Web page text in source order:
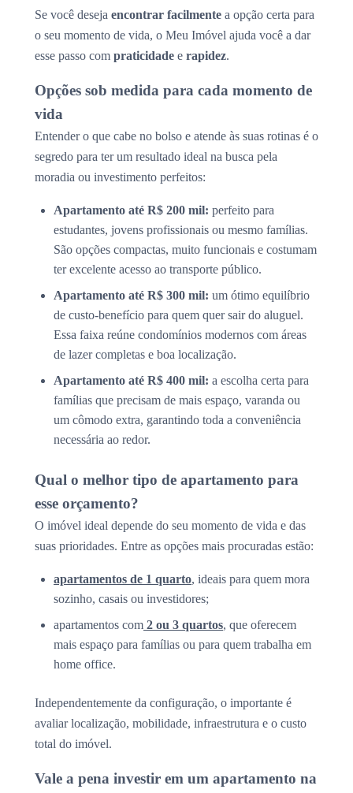
Se você deseja encontrar facilmente a opção certa para
o seu momento de vida, o Meu Imóvel ajuda você a dar
esse passo com praticidade e rapidez.
Opções sob medida para cada momento de
vida
Entender o que cabe no bolso e atende às suas rotinas é o
segredo para ter um resultado ideal na busca pela
moradia ou investimento perfeitos:
Apartamento até R$ 200 mil: perfeito para
estudantes, jovens profissionais ou mesmo famílias.
São opções compactas, muito funcionais e costumam
ter excelente acesso ao transporte público.
Apartamento até R$ 300 mil: um ótimo equilíbrio
de custo-benefício para quem quer sair do aluguel.
Essa faixa reúne condomínios modernos com áreas
de lazer completas e boa localização.
Apartamento até R$ 400 mil: a escolha certa para
famílias que precisam de mais espaço, varanda ou
um cômodo extra, garantindo toda a conveniência
necessária ao redor.
Qual o melhor tipo de apartamento para
esse orçamento?
O imóvel ideal depende do seu momento de vida e das
suas prioridades. Entre as opções mais procuradas estão:
apartamentos de 1 quarto, ideais para quem mora
sozinho, casais ou investidores;
apartamentos com 2 ou 3 quartos, que oferecem
mais espaço para famílias ou para quem trabalha em
home office.
Independentemente da configuração, o importante é
avaliar localização, mobilidade, infraestrutura e o custo
total do imóvel.
Vale a pena investir em um apartamento na